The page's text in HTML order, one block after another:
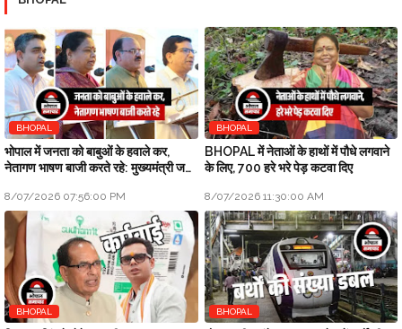
BHOPAL
भोपाल में जनता को बाबुओं के हवाले कर,
नेतागण भाषण बाजी करते रहे: मुख्यमंत्री जन
8/07/2026 07:56:00 PM
BHOPAL
BHOPAL में नेताओं के हाथों में पौधे लगवाने
के लिए, 700 हरे भरे पेड़ कटवा दिए
8/07/2026 11:30:00 AM
BHOPAL BHOPAL